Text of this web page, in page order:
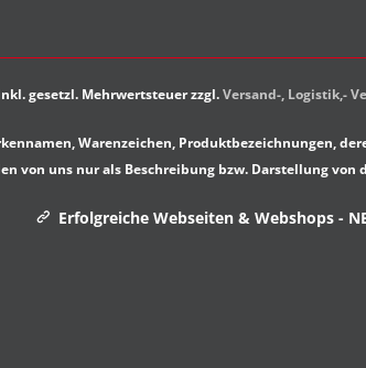
gesetzl. Mehrwertsteuer zzgl.Versand-, Logistik,-
Warenzeichen, Produktbezeichnungen,
von uns nur als Beschreibung bzw. Darstellung
Erfolgreiche Webseiten & Webshops -